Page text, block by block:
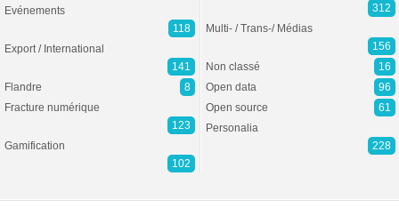
Evénements
118
Export / International
141
Flandre
8
Fracture numérique
123
Gamification
102
312
Multi- / Trans-/ Médias
156
Non classé
16
Open data
96
Open source
61
Personalia
228